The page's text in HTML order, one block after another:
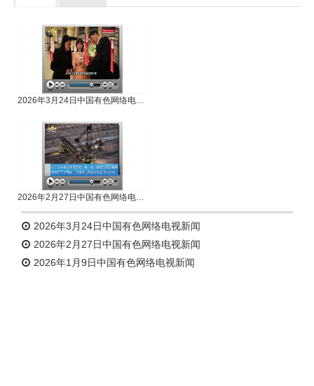
2026年3月24日中国有色网络电视新闻
2026年2月27日中国有色网络电视新闻
2026年3月24日中国有色网络电视新闻
2026年2月27日中国有色网络电视新闻
2026年1月9日中国有色网络电视新闻